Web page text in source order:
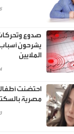
صدوع
يشرحون
الملايين
احتضنت
مصرية